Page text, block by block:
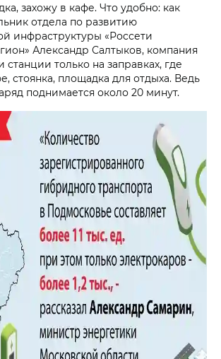
захожу в кафе. Что удобно: как
отдела по развитию
инфраструктуры «Россети
Александр Салтыков, компания
только на заправках, где
стоянка, площадка для отдыха. Ведь
поднимается около 20 минут.